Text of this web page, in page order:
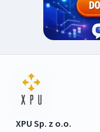
XPU Sp. z o.o.